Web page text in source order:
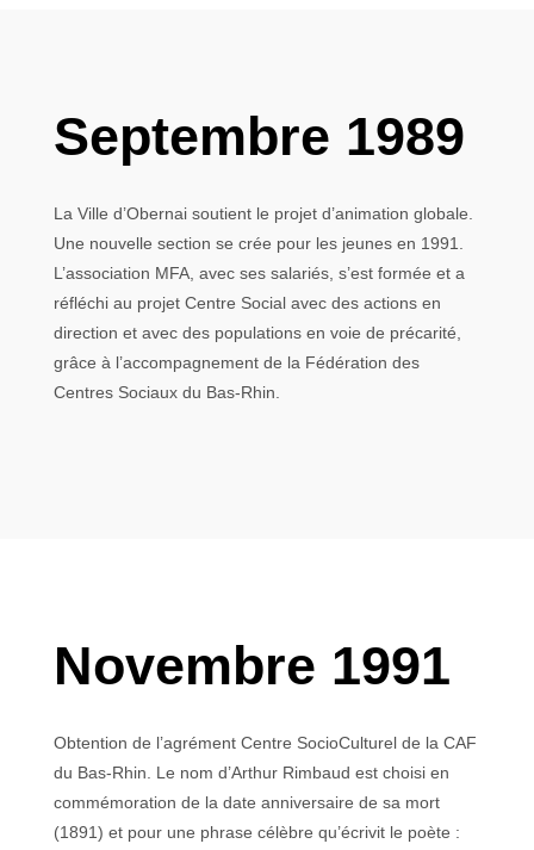
Septembre 1989
La Ville d’Obernai soutient le projet d’animation globale.
Une nouvelle section se crée pour les jeunes en 1991.
L’association MFA, avec ses salariés, s’est formée et a
réfléchi au projet Centre Social avec des actions en
direction et avec des populations en voie de précarité,
grâce à l’accompagnement de la Fédération des
Centres Sociaux du Bas-Rhin.
Novembre 1991
Obtention de l’agrément Centre SocioCulturel de la CAF
du Bas-Rhin. Le nom d’Arthur Rimbaud est choisi en
commémoration de la date anniversaire de sa mort
(1891) et pour une phrase célèbre qu’écrivit le poète :